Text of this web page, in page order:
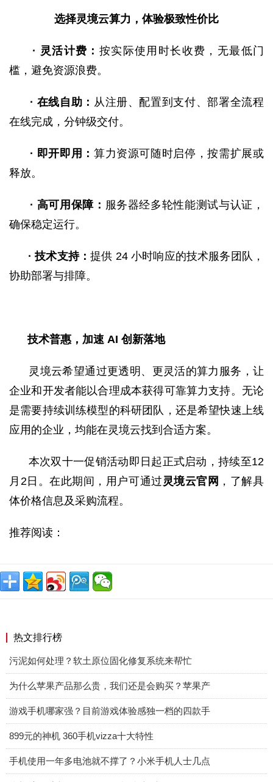
选择灵境云算力，体验极致性价比
· 灵活计费： 按实际使用时长收费，无最低门
槛，避免资源浪费。
· 在线自助： 从注册、配置到支付、部署全流程
在线完成，分钟级交付。
· 即开即用： 算力资源可随时启停，按需扩展或
释放。
· 高可用保障： 服务器经多轮性能测试与认证，
确保稳定运行。
· 技术支持：提供 24 小时响应的技术服务团队，
协助部署与排障。
技术普惠，加速 AI 创新落地
灵境云希望通过更透明、更灵活的算力服务，让
企业和开发者能以合理成本获得可靠算力支持。无论
是需要持续训练模型的科研团队，还是希望快速上线
应用的企业，均能在灵境云找到合适方案。
本次双十一促销活动即日起正式启动，持续至12
月2日。在此期间，用户可通过 灵境云官网 ，了解具
体价格信息及采购流程。
推荐阅读：
热文排行榜
污泥如何处理？软土原位固化修复系统来帮忙
为什么苹果产品那么贵，我们还是会购买？苹果产
游戏手机哪家强？目前游戏体验感独一档的四款手
899元的神机 360手机vizza十大特性
手机使用一年多电池就不撑了？小米手机人士几点